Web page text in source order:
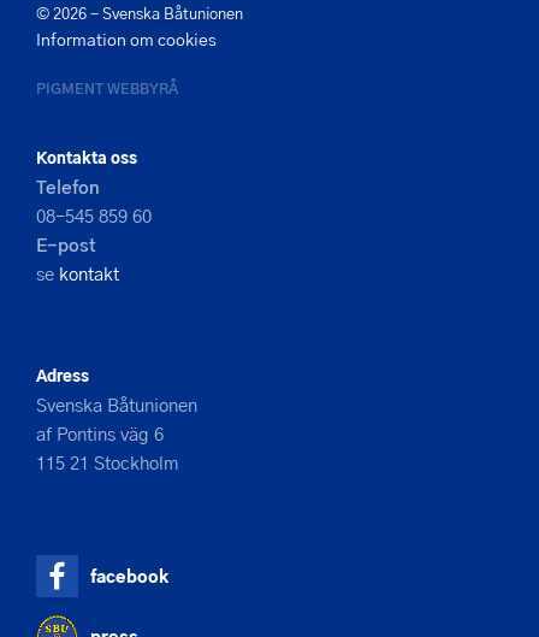
© 2026 - Svenska Båtunionen
Information om cookies
PIGMENT WEBBYRÅ
Kontakta oss
Telefon
08-545 859 60
E-post
se kontakt
Adress
Svenska Båtunionen
af Pontins väg 6
115 21 Stockholm
facebook